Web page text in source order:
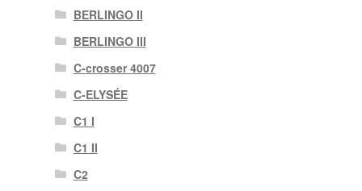
BERLINGO II
BERLINGO III
C-crosser 4007
C-ELYSÉE
C1 I
C1 II
C2